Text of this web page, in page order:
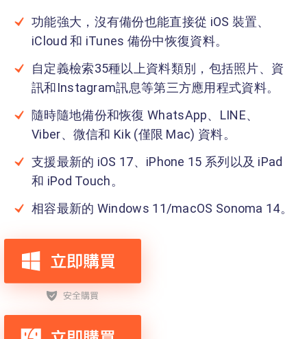
功能強大，沒有備份也能直接從 iOS 裝置、
iCloud 和 iTunes 備份中恢復資料。
自定義檢索35種以上資料類別，包括照片、資
訊和Instagram訊息等第三方應用程式資料。
隨時隨地備份和恢復 WhatsApp、LINE、
Viber、微信和 Kik (僅限 Mac) 資料。
支援最新的 iOS 17、iPhone 15 系列以及 iPad
和 iPod Touch。
相容最新的 Windows 11/macOS Sonoma 14。